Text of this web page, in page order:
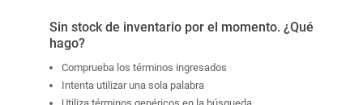
Sin stock de inventario por el momento. ¿Qué
hago?
Comprueba los términos ingresados
Intenta utilizar una sola palabra